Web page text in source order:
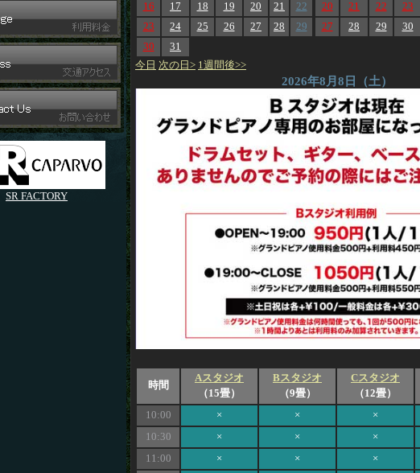
SR FACTORY
16
17 18 19 20 21
22
23
24 25 26 27 28
29
30
31
20
21 22 23
27
28 29 30
今日 次の日> 1週間後>>
2026年8月8日（土）
時間
Aスタジオ
（15畳）
Bスタジオ
（9畳）
Cスタジオ
（12畳）
10:00 × × ×
10:30
× × ×
11:00
× × ×